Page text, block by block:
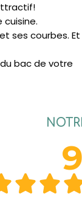
ses courbes. Et
bac de votre
